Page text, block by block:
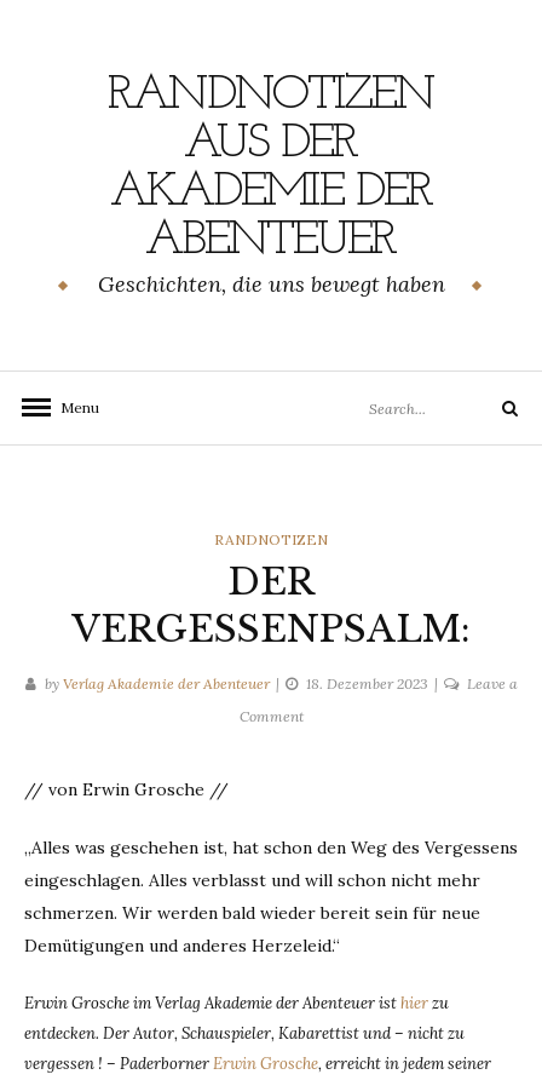
RANDNOTIZEN
AUS DER
AKADEMIE DER
ABENTEUER
Geschichten, die uns bewegt haben
Menu
for:
Search
CATEGORIES
RANDNOTIZEN
DER
VERGESSENPSALM:
by Verlag Akademie der Abenteuer 18. Dezember 2023
Leave a
Commenton
// von Erwin Grosche //
„Alles was geschehen ist, hat schon den Weg des Vergessens
eingeschlagen. Alles verblasst und will schon nicht mehr
schmerzen. Wir werden bald wieder bereit sein für neue
Demütigungen und anderes Herzeleid.“
Erwin Grosche im Verlag Akademie der Abenteuer isthierzu
entdecken. Der Autor, Schauspieler, Kabarettist und – nicht zu
vergessen ! – PaderbornerErwin Grosche, erreicht in jedem seiner